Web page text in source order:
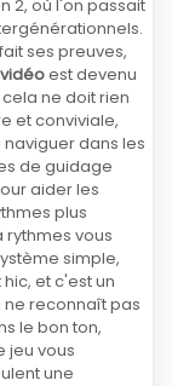
2, où l'on passait
ses preuves,
est devenu
ne doit rien
et conviviale,
dans les
de guidage
aider les
plus
vous
simple,
et c'est un
ne reconnaît pas
le bon ton,
jeu vous
une